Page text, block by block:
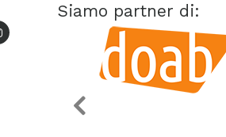
Siamo partner di: